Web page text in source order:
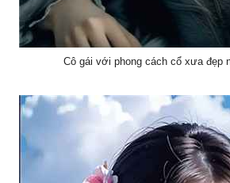
Cô gái với phong cách cổ xưa đẹp